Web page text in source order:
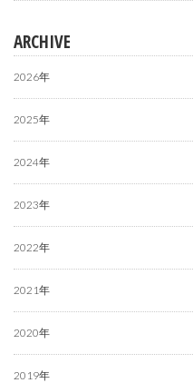
ARCHIVE
2026年
2025年
2024年
2023年
2022年
2021年
2020年
2019年